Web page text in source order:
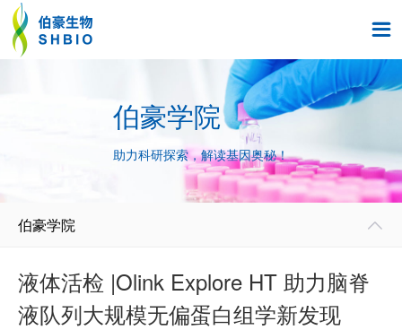

伯豪学院
助力科研探索，解读基因奥秘！
伯豪学院 
液体活检 |Olink Explore HT 助力脑脊
液队列大规模无偏蛋白组学新发现